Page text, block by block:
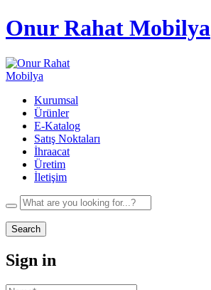
Onur Rahat Mobilya
Kurumsal
Ürünler
E-Katalog
Satış Noktaları
İhraacat
Üretim
İletişim
Search
Sign in